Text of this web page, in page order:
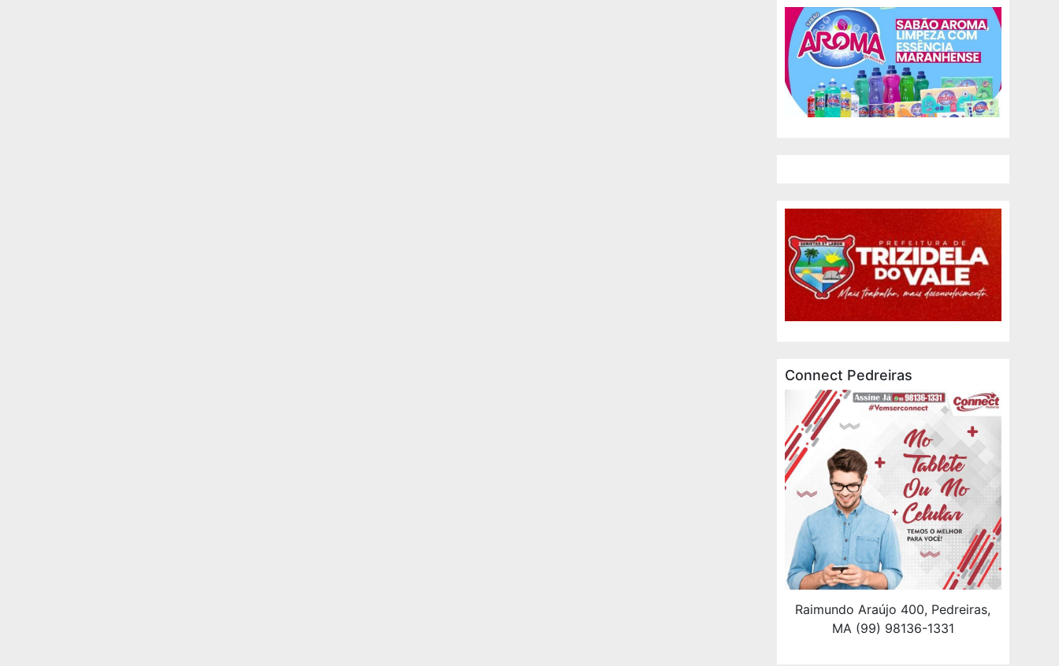
Connect Pedreiras
Raimundo Araújo 400, Pedreiras,
MA (99) 98136-1331